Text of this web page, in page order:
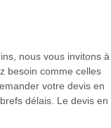
nous vous invitons à
besoin comme celles
votre devis en
délais. Le devis en